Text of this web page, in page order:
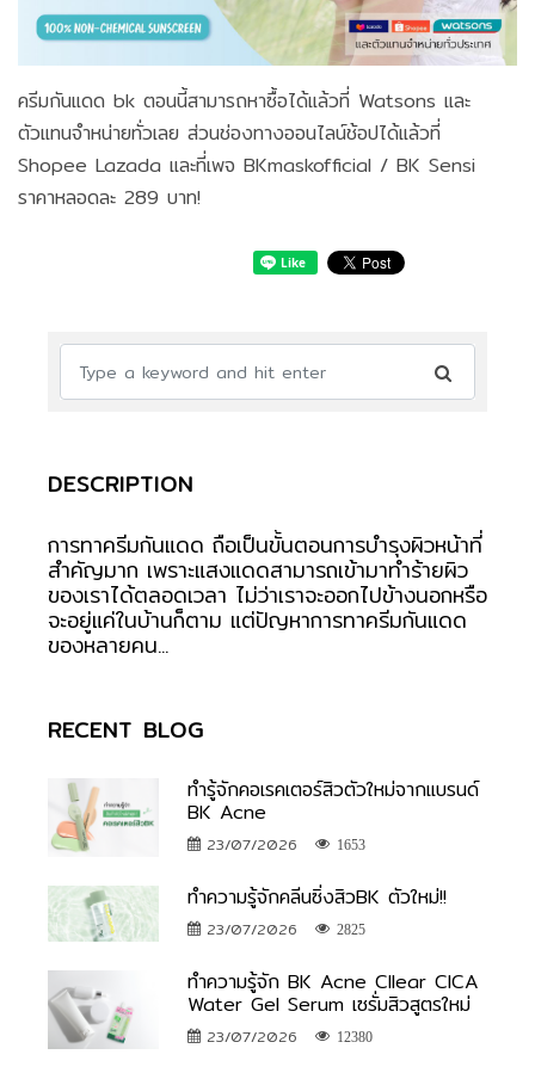
ครีมกันแดด bk ตอนนี้สามารถหาซื้อได้แล้วที่ Watsons และ
ตัวแทนจำหน่ายทั่วเลย ส่วนช่องทางออนไลน์ช้อปได้แล้วที่
Shopee Lazada และที่เพจ BKmaskofficial / BK Sensi
ราคาหลอดละ 289 บาท!
DESCRIPTION
การทาครีมกันแดด ถือเป็นขั้นตอนการบำรุงผิวหน้าที่
สำคัญมาก เพราะแสงแดดสามารถเข้ามาทำร้ายผิว
ของเราได้ตลอดเวลา ไม่ว่าเราจะออกไปข้างนอกหรือ
จะอยู่แค่ในบ้านก็ตาม แต่ปัญหาการทาครีมกันแดด
ของหลายคน...
RECENT BLOG
ทำรู้จักคอเรคเตอร์สิวตัวใหม่จากแบรนด์
BK Acne
23/07/2026 1653
ทำความรู้จักคลีนซิ่งสิวBK ตัวใหม่!!
23/07/2026 2825
ทำความรู้จัก BK Acne Cllear CICA
Water Gel Serum เซรั่มสิวสูตรใหม่
23/07/2026 12380